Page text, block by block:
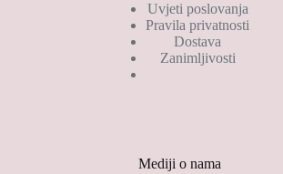
Uvjeti poslovanja
Pravila privatnosti
Dostava
Zanimljivosti
Mediji o nama